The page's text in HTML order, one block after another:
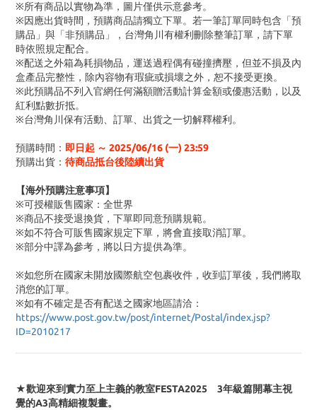
※所有商品以實物為準，圖片僅供示意參考。
※因應出貨時間，預購商品請獨立下單。若一筆訂單同時包含「預
購品」與「非預購品」，台灣角川有權利刪除整筆訂單，請下單
時依照規定配合。
※配送之外箱為耗損物品，運送過程偶有碰撞擠壓，但並不損及內
盒產品完整性，除內容物有瑕疵或損壞之外，恕不接受更換。
※此預購品不列入官網任何滿額贈活動計算金額或優惠活動，以及
紅利點數折抵。
※台灣角川保有活動、訂單、出貨之一切解釋權利。
預購時間： 即日起 ～ 2025/06/16 (一) 23:59
預購出貨： 待商品抵台後陸續出貨
【海外預購注意事項】
※可授權販售國家：全世界
※商品不接受退換貨，下單即同意預購規範。
※如不符合可販售國家規定下單，將會直接取消訂單。
※部分中譯為參考，將以日方提供為準。
※如您所在國家未開放國際航空包裹收件，收到訂單後，我們將取
消您的訂單。
※如有不確定是否有配送之國家地區請洽：
https://www.post.gov.tw/post/internet/Postal/index.jsp?
ID=2010217
★歡迎來到實力至上主義的教室FESTA2025 3年級篇開幕主視
覺的A3高精細複製畫。